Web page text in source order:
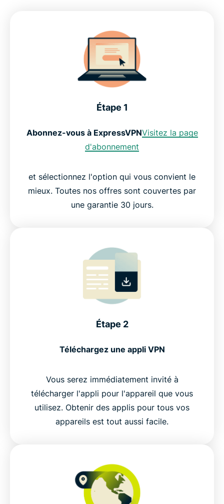
Étape 1
Abonnez-vous à ExpressVPNVisitez la page
d'abonnement
et sélectionnez l'option qui vous convient le
mieux. Toutes nos offres sont couvertes par
une garantie 30 jours.
Étape 2
Téléchargez une appli VPN
Vous serez immédiatement invité à
télécharger l'appli pour l'appareil que vous
utilisez. Obtenir des applis pour tous vos
appareils est tout aussi facile.